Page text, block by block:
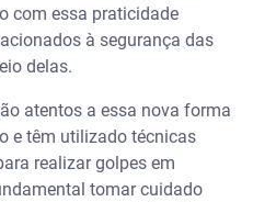
com essa praticidade
à segurança das
delas.
atentos a essa nova forma
e têm utilizado técnicas
realizar golpes em
tomar cuidado